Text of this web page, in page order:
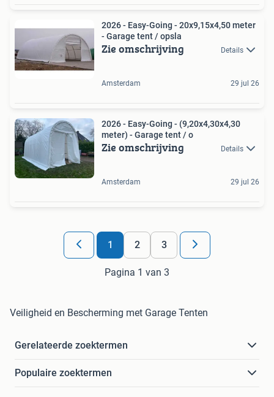
2026 - Easy-Going - 20x9,15x4,50 meter
- Garage tent / opsla
Zie omschrijving Details
Amsterdam 29 jul 26
2026 - Easy-Going - (9,20x4,30x4,30
meter) - Garage tent / o
Zie omschrijving Details
Amsterdam 29 jul 26
1 2 3
Pagina 1 van 3
Veiligheid en Bescherming met Garage Tenten
Gerelateerde zoektermen
Populaire zoektermen